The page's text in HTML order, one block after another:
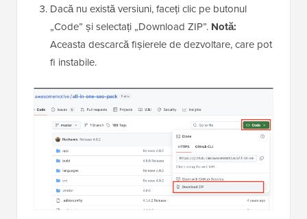
Dacă nu există versiuni, faceți clic pe butonul
„Code” și selectați „Download ZIP”. Notă:
Aceasta descarcă fișierele de dezvoltare, care pot
fi instabile.